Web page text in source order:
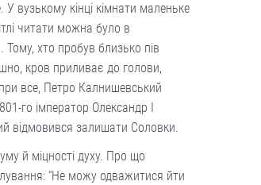
У вузькому кінці кімнати маленьке
читати можна було в
Тому, хто пробув близько пів
кров приливає до голови,
все, Петро Калнишевський
го імператор Олександр І
відмовився залишати Соловки.
й міцності духу. Про що
“Не можу одважитися йти